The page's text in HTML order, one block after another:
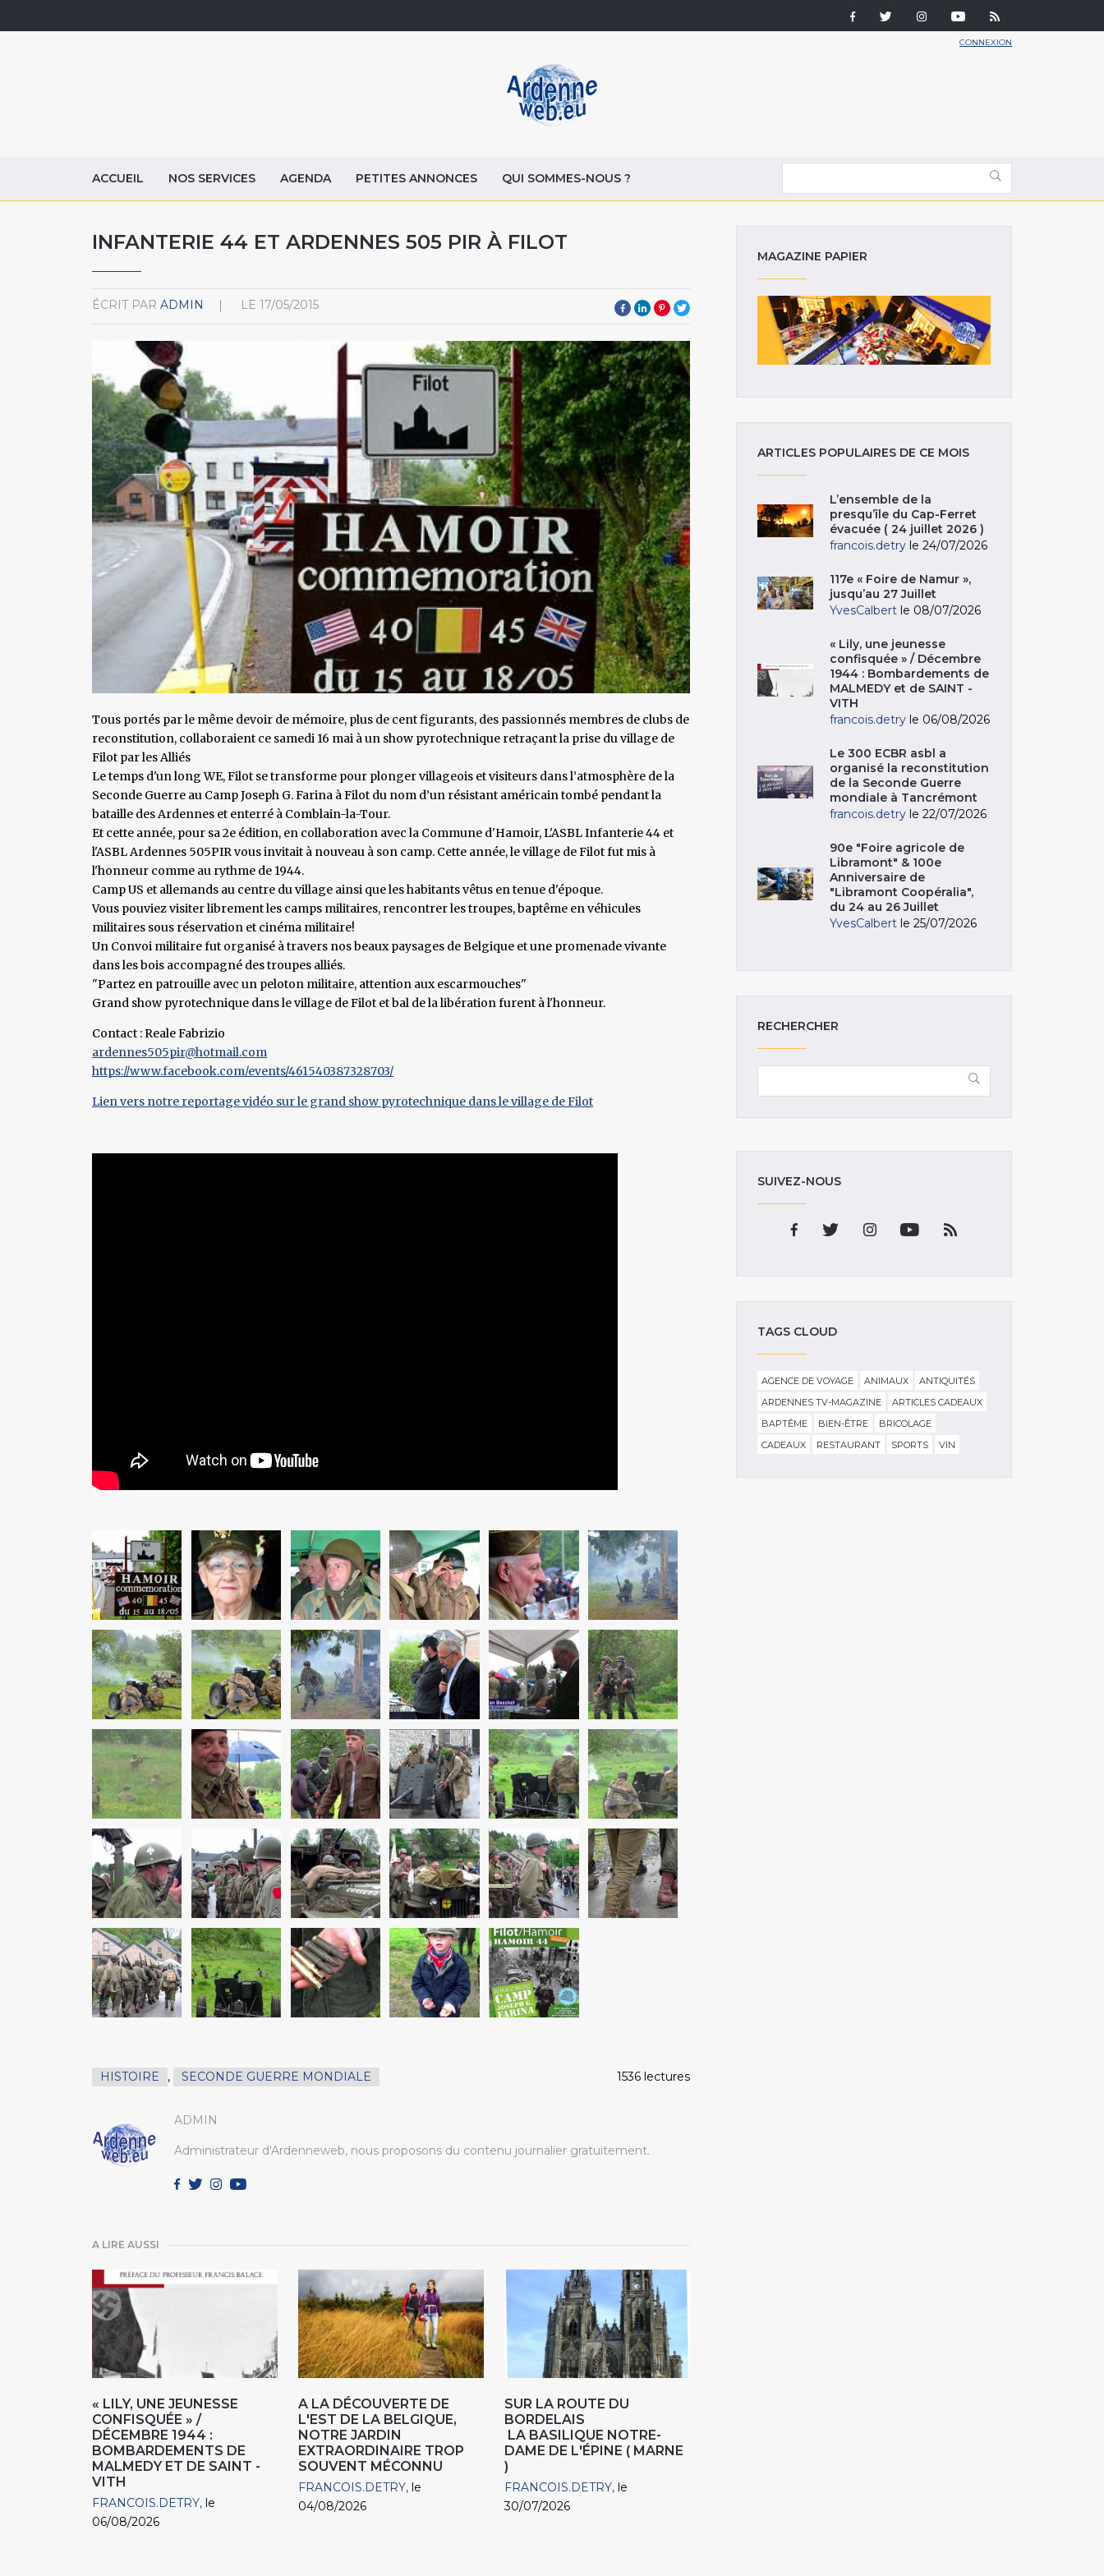
CONNEXION
ACCUEIL NOS SERVICES AGENDA PETITES ANNONCES QUI SOMMES-NOUS ?
INFANTERIE 44 ET ARDENNES 505 PIR À FILOT
ÉCRIT PAR ADMIN LE 17/05/2015
Tous portés par le même devoir de mémoire, plus de cent figurants, des passionnés membres de clubs de
reconstitution, collaboraient ce samedi 16 mai à un show pyrotechnique retraçant la prise du village de
Filot par les Alliés
Le temps d'un long WE, Filot se transforme pour plonger villageois et visiteurs dans l’atmosphère de la
Seconde Guerre au Camp Joseph G. Farina à Filot du nom d’un résistant américain tombé pendant la
bataille des Ardennes et enterré à Comblain-la-Tour.
Et cette année, pour sa 2e édition, en collaboration avec la Commune d'Hamoir, L'ASBL Infanterie 44 et
l'ASBL Ardennes 505PIR vous invitait à nouveau à son camp. Cette année, le village de Filot fut mis à
l'honneur comme au rythme de 1944.
Camp US et allemands au centre du village ainsi que les habitants vêtus en tenue d'époque.
Vous pouviez visiter librement les camps militaires, rencontrer les troupes, baptême en véhicules
militaires sous réservation et cinéma militaire!
Un Convoi militaire fut organisé à travers nos beaux paysages de Belgique et une promenade vivante
dans les bois accompagné des troupes alliés.
"Partez en patrouille avec un peloton militaire, attention aux escarmouches"
Grand show pyrotechnique dans le village de Filot et bal de la libération furent à l'honneur.
Contact : Reale Fabrizio
ardennes505pir@hotmail.com
https://www.facebook.com/events/461540387328703/
Lien vers notre reportage vidéo sur le grand show pyrotechnique dans le village de Filot
HISTOIRE , SECONDE GUERRE MONDIALE 1536 lectures
ADMIN
Administrateur d'Ardenneweb, nous proposons du contenu journalier gratuitement.
A LIRE AUSSI
« LILY, UNE JEUNESSE
CONFISQUÉE » /
DÉCEMBRE 1944 :
BOMBARDEMENTS DE
MALMEDY ET DE SAINT -
VITH
FRANCOIS.DETRY le
06/08/2026
A LA DÉCOUVERTE DE
L'EST DE LA BELGIQUE,
NOTRE JARDIN
EXTRAORDINAIRE TROP
SOUVENT MÉCONNU
FRANCOIS.DETRY le
04/08/2026
SUR LA ROUTE DU
BORDELAIS
LA BASILIQUE NOTRE-
DAME DE L'ÉPINE ( MARNE
)
FRANCOIS.DETRY le
30/07/2026
MAGAZINE PAPIER
ARTICLES POPULAIRES DE CE MOIS
L’ensemble de la
presqu’île du Cap-Ferret
évacuée ( 24 juillet 2026 )
francois.detry le 24/07/2026
117e « Foire de Namur »,
jusqu’au 27 Juillet
YvesCalbert le 08/07/2026
« Lily, une jeunesse
confisquée » / Décembre
1944 : Bombardements de
MALMEDY et de SAINT -
VITH
francois.detry le 06/08/2026
Le 300 ECBR asbl a
organisé la reconstitution
de la Seconde Guerre
mondiale à Tancrémont
francois.detry le 22/07/2026
90e "Foire agricole de
Libramont" & 100e
Anniversaire de
"Libramont Coopéralia",
du 24 au 26 Juillet
YvesCalbert le 25/07/2026
RECHERCHER
SUIVEZ-NOUS
TAGS CLOUD
AGENCE DE VOYAGE ANIMAUX
ANTIQUITÉS
ARDENNES TV-MAGAZINE
ARTICLES CADEAUX
BAPTÊME
BIEN-ÊTRE
BRICOLAGE
CADEAUX
RESTAURANT SPORTS VIN